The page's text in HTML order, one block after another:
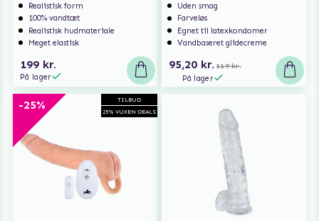
Realistisk form
100% vandtæt
Realistisk hudmateriale
Meget elastisk
199 kr.
På lager
Uden smag
Farveløs
Egnet til latexkondomer
Vandbaseret glidecreme
95,20 kr. 119 kr.
På lager
TILBUD
25% VUXEN DEALS
-25%